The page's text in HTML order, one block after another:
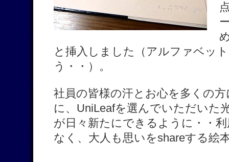
と挿入しました（アルファベッ
う・・）。
社員の皆様の汗とお心を多くの
に、UniLeafを選んでいただいた
が日々新たにできるように・・
なく、大人も思いをshareする絵